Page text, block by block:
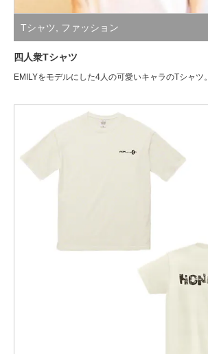
Tシャツ ファッション
四人衆Tシャツ
EMILYをモデルにした4人の可愛いキャラのTシャツ。